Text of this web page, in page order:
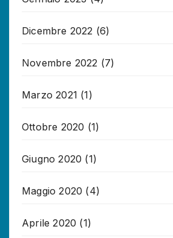
Dicembre 2022 (6)
Novembre 2022 (7)
Marzo 2021 (1)
Ottobre 2020 (1)
Giugno 2020 (1)
Maggio 2020 (4)
Aprile 2020 (1)